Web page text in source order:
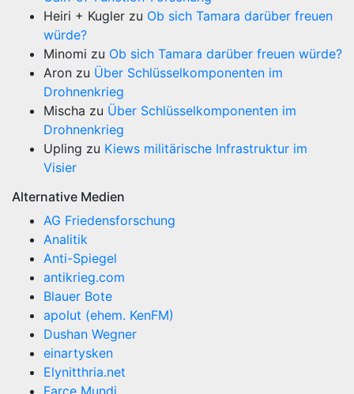
Heiri + Kugler zu Ob sich Tamara darüber freuen
würde?
Minomi zu Ob sich Tamara darüber freuen würde?
Aron zu Über Schlüsselkomponenten im
Drohnenkrieg
Mischa zu Über Schlüsselkomponenten im
Drohnenkrieg
Upling zu Kiews militärische Infrastruktur im
Visier
Alternative Medien
AG Friedensforschung
Analitik
Anti-Spiegel
antikrieg.com
Blauer Bote
apolut (ehem. KenFM)
Dushan Wegner
einartysken
Elynitthria.net
Farce Mundi